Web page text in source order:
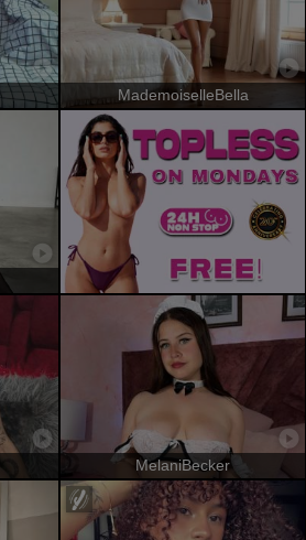
MademoiselleBella
MelaniBecker